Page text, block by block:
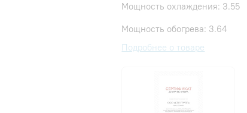
Мощность охлаждения: 3.55
Мощность обогрева: 3.64
Подробнее о товаре